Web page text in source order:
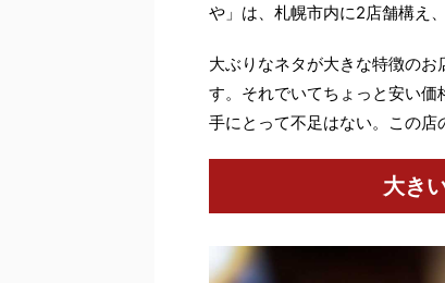
や」は、札幌市内に2店舗構え
大ぶりなネタが大きな特徴の
す。それでいてちょっと安い
手にとって不足はない。この店
大き